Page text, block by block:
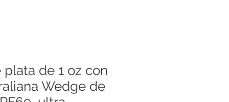
de 1 oz con
Wedge de